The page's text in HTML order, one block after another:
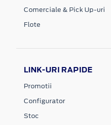
Comerciale & Pick Up-uri
Flote
LINK-URI RAPIDE
Promotii
Configurator
Stoc